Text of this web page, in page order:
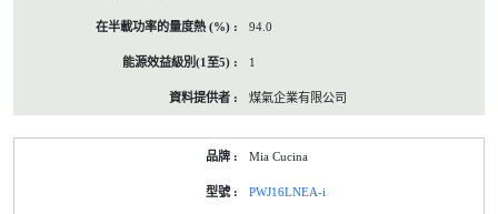
94.0
1
煤氣企業有限公司
Mia Cucina
PWJ16LNEA-i